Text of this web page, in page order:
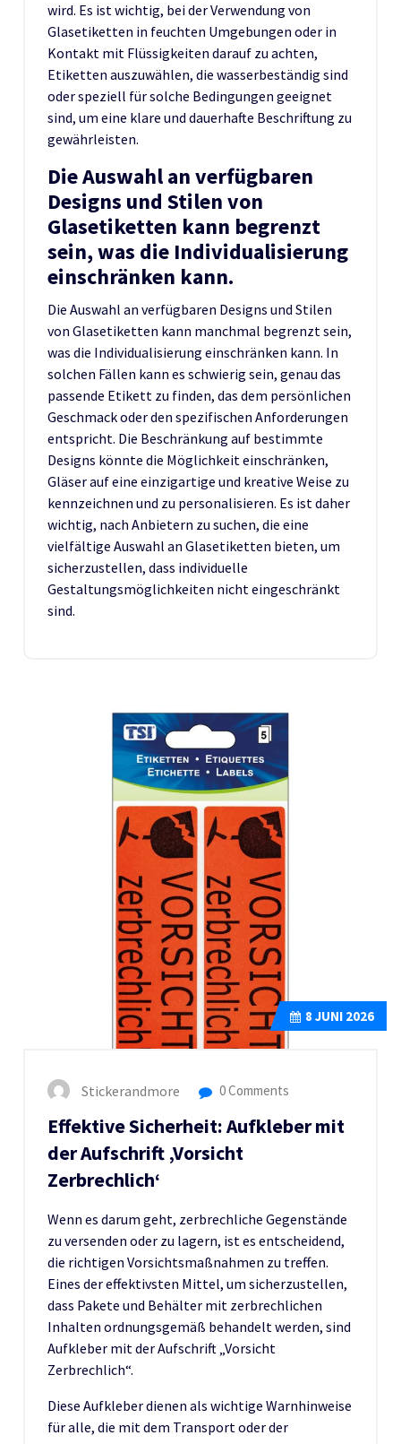
wird. Es ist wichtig, bei der Verwendung von
Glasetiketten in feuchten Umgebungen oder in
Kontakt mit Flüssigkeiten darauf zu achten,
Etiketten auszuwählen, die wasserbeständig sind
oder speziell für solche Bedingungen geeignet
sind, um eine klare und dauerhafte Beschriftung zu
gewährleisten.
Die Auswahl an verfügbaren
Designs und Stilen von
Glasetiketten kann begrenzt
sein, was die Individualisierung
einschränken kann.
Die Auswahl an verfügbaren Designs und Stilen
von Glasetiketten kann manchmal begrenzt sein,
was die Individualisierung einschränken kann. In
solchen Fällen kann es schwierig sein, genau das
passende Etikett zu finden, das dem persönlichen
Geschmack oder den spezifischen Anforderungen
entspricht. Die Beschränkung auf bestimmte
Designs könnte die Möglichkeit einschränken,
Gläser auf eine einzigartige und kreative Weise zu
kennzeichnen und zu personalisieren. Es ist daher
wichtig, nach Anbietern zu suchen, die eine
vielfältige Auswahl an Glasetiketten bieten, um
sicherzustellen, dass individuelle
Gestaltungsmöglichkeiten nicht eingeschränkt
sind.
8 JUNI 2026
Stickerandmore 0 Comments
Effektive Sicherheit: Aufkleber mit
der Aufschrift ‚Vorsicht
Zerbrechlich‘
Wenn es darum geht, zerbrechliche Gegenstände
zu versenden oder zu lagern, ist es entscheidend,
die richtigen Vorsichtsmaßnahmen zu treffen.
Eines der effektivsten Mittel, um sicherzustellen,
dass Pakete und Behälter mit zerbrechlichen
Inhalten ordnungsgemäß behandelt werden, sind
Aufkleber mit der Aufschrift „Vorsicht
Zerbrechlich“.
Diese Aufkleber dienen als wichtige Warnhinweise
für alle, die mit dem Transport oder der